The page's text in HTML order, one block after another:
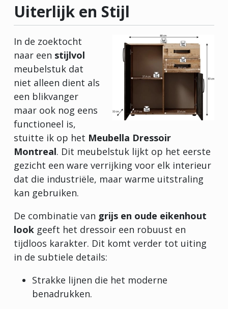
Uiterlijk en Stijl
In de zoektocht
naar een stijlvol
meubelstuk dat
niet alleen dient als
een blikvanger
maar ook nog eens
functioneel is,
stuitte ik op het Meubella Dressoir
Montreal. Dit meubelstuk lijkt op het eerste
gezicht een ware verrijking voor elk interieur
dat die industriële, maar warme uitstraling
kan gebruiken.
De combinatie van grijs en oude eikenhout
look geeft het dressoir een robuust en
tijdloos karakter. Dit komt verder tot uiting
in de subtiele details:
Strakke lijnen die het moderne
benadrukken.